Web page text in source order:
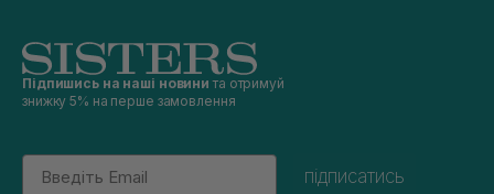
Підпишись на наші новини та отримуй
знижку 5% на перше замовлення
Email
підписатись